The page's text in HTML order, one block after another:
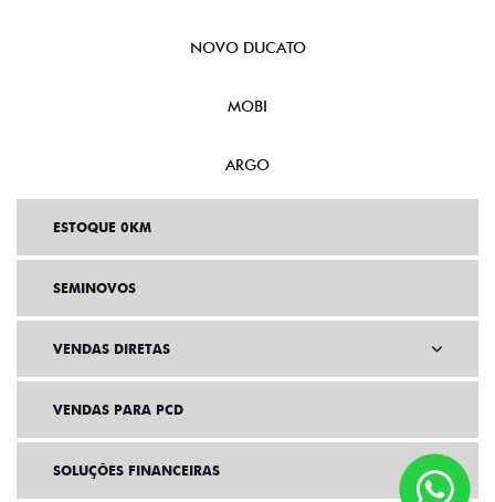
NOVO DUCATO
MOBI
ARGO
ESTOQUE 0KM
SEMINOVOS
VENDAS DIRETAS
VENDAS PARA PCD
SOLUÇÕES FINANCEIRAS